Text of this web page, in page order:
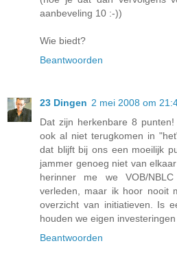
aanbeveling 10 :-))
Wie biedt?
Beantwoorden
23 Dingen 2 mei 2008 om
Dat zijn herkenbare 8
ook al niet terugkomen in
dat blijft bij ons een moeilijk
jammer genoeg niet van
herinner me we VOB/
verleden, maar ik hoor nooit
overzicht van initiatieven. Is
houden we eigen
Beantwoorden